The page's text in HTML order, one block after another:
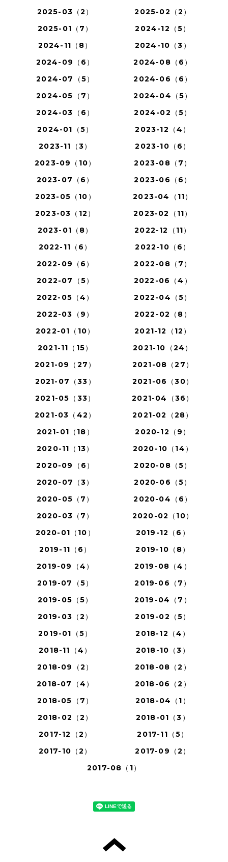
2025-03（2）
2025-02（2）
2025-01（7）
2024-12（5）
2024-11（8）
2024-10（3）
2024-09（6）
2024-08（6）
2024-07（5）
2024-06（6）
2024-05（7）
2024-04（5）
2024-03（6）
2024-02（5）
2024-01（5）
2023-12（4）
2023-11（3）
2023-10（6）
2023-09（10）
2023-08（7）
2023-07（6）
2023-06（6）
2023-05（10）
2023-04（11）
2023-03（12）
2023-02（11）
2023-01（8）
2022-12（11）
2022-11（6）
2022-10（6）
2022-09（6）
2022-08（7）
2022-07（5）
2022-06（4）
2022-05（4）
2022-04（5）
2022-03（9）
2022-02（8）
2022-01（10）
2021-12（12）
2021-11（15）
2021-10（24）
2021-09（27）
2021-08（27）
2021-07（33）
2021-06（30）
2021-05（33）
2021-04（36）
2021-03（42）
2021-02（28）
2021-01（18）
2020-12（9）
2020-11（13）
2020-10（14）
2020-09（6）
2020-08（5）
2020-07（3）
2020-06（5）
2020-05（7）
2020-04（6）
2020-03（7）
2020-02（10）
2020-01（10）
2019-12（6）
2019-11（6）
2019-10（8）
2019-09（4）
2019-08（4）
2019-07（5）
2019-06（7）
2019-05（5）
2019-04（7）
2019-03（2）
2019-02（5）
2019-01（5）
2018-12（4）
2018-11（4）
2018-10（3）
2018-09（2）
2018-08（2）
2018-07（4）
2018-06（2）
2018-05（7）
2018-04（1）
2018-02（2）
2018-01（3）
2017-12（2）
2017-11（5）
2017-10（2）
2017-09（2）
2017-08（1）